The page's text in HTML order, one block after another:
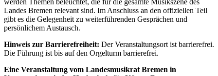
Landes Bremen relevant sind. Im Anschluss an den offiziellen Teil
gibt es die Gelegenheit zu weiterführenden Gesprächen und
persönlichem Austausch.
Hinweis zur Barrierefreiheit: Der Veranstaltungsort ist barrierefrei.
Die Führung ist bis auf den Orgelturm barrierefrei.
Eine Veranstaltung vom Landesmusikrat Bremen in